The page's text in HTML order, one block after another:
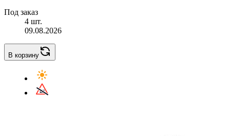
Под заказ
4 шт.
09.08.2026
В корзину